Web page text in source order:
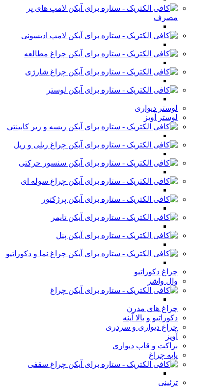
لامپ های پر
مصرف
لامپ ادیسونی
چراغ مطالعه
چراغ شارژی
لوستر
لوستر دیواری
لوستر آویز
ریسه و زیر کابینتی
چراغ ریلی و ریل
سنسور حرکتی
چراغ سوله ای
پرژکتور
تایمر
پنل
چراغ نما و دکوراتیو
چراغ دکوراتیو
وال واشر
چراغ
چراغ های مدرن
دکوراتیو و بالا آینه
چراغ دیواری و سردری
آویز
براکت و قاب دیواری
پایه چراغ
چراغ سقفی
تزئینی